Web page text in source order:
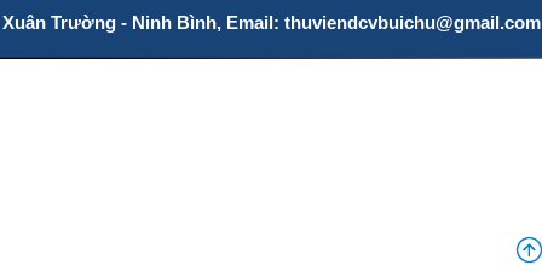
Xuân Trường - Ninh Bình, Email: thuviendcvbuichu@gmail.com